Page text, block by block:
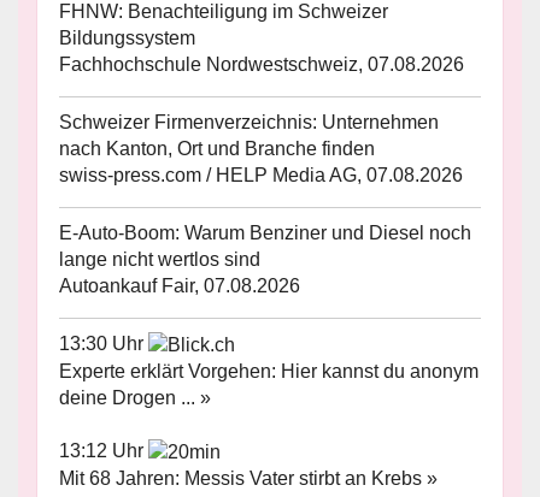
FHNW: Benachteiligung im Schweizer
Bildungssystem
Fachhochschule Nordwestschweiz, 07.08.2026
Schweizer Firmenverzeichnis: Unternehmen
nach Kanton, Ort und Branche finden
swiss-press.com / HELP Media AG, 07.08.2026
E-Auto-Boom: Warum Benziner und Diesel noch
lange nicht wertlos sind
Autoankauf Fair, 07.08.2026
13:30 Uhr
Experte erklärt Vorgehen: Hier kannst du anonym
deine Drogen ... »
13:12 Uhr
Mit 68 Jahren: Messis Vater stirbt an Krebs »